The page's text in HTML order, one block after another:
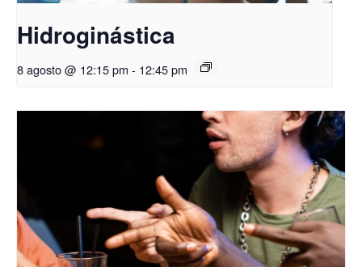
Hidroginástica
8 agosto @ 12:15 pm - 12:45 pm